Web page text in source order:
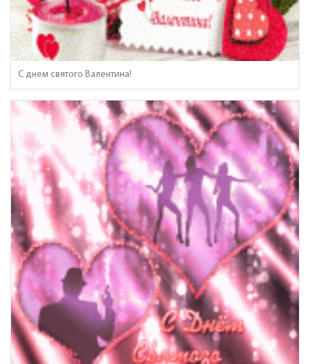
С днем святого Валентина!